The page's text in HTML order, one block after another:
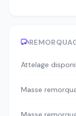
Attelage
Masse